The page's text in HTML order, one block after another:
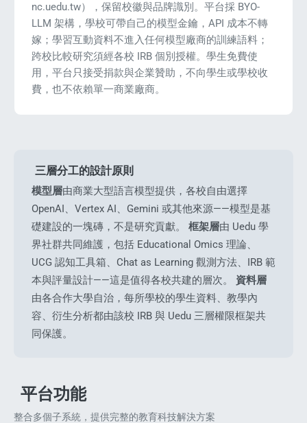
nc.uedu.tw），保留校徽與品牌識別。平台採 BYO-
LLM 架構，學校可帶自己的模型金鑰，API 成本不轉
嫁；學習互動資料不進入任何模型廠商的訓練語料；
跨校比較研究須經各校 IRB 個別授權。學生免費使
用，平台只接受捐款與企業贊助，不向學生或學校收
費，也不依賴單一商業廠商。
三層分工的設計原則
模型層由商業大型語言模型提供，各校自由選擇
OpenAI、Vertex AI、Gemini 或其他來源——模型是基
礎建設的一塊磚，不是研究貢獻。 框架層由 Uedu 學
界社群共同維護，包括 Educational Omics 理論、
UCG 認知工具箱、Chat as Learning 觀測方法、IRB 範
本與評量設計——這是值得各校共建的層次。 資料層
由各合作大學自治，每所學校的學生資料、教學內
容、衍生分析都由該校 IRB 與 Uedu 三層權限框架共
同保護。
平台功能
整合多個子系統，提供完整的教育科技解決方案